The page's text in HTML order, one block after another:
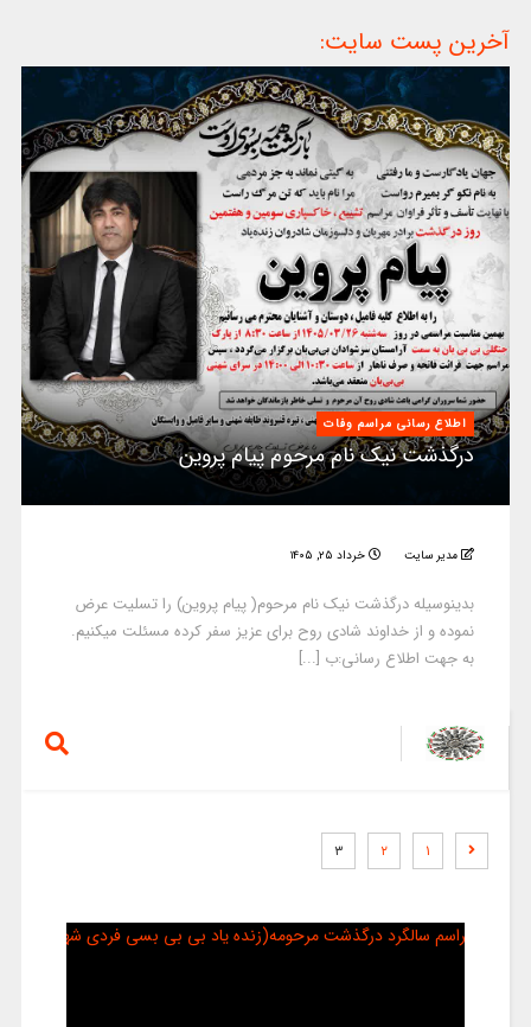
آخرین پست سایت:
اطلاع رسانی مراسم وفات
درگذشت نیک نام مرحوم پیام پروین
مدیر سایت خرداد ۲۵, ۱۴۰۵
بدینوسیله درگذشت نیک نام مرحوم( پیام پروین) را تسلیت عرض
نموده و از خداوند شادی روح برای عزیز سفر کرده مسئلت میکنیم.
به جهت اطلاع رسانی:ب [...]
۱ ۲ ۳